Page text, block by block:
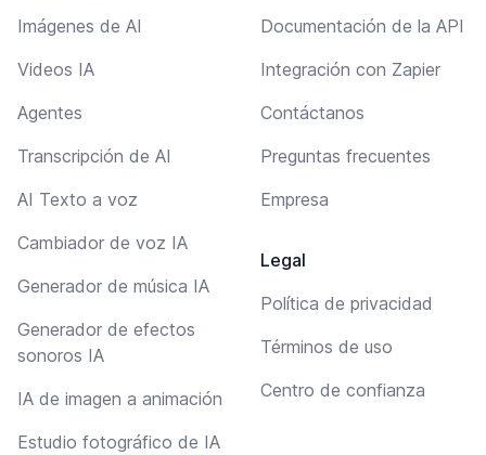
Imágenes de AI
Videos IA
Agentes
Transcripción de AI
AI Texto a voz
Cambiador de voz IA
Generador de música IA
Generador de efectos
sonoros IA
IA de imagen a animación
Estudio fotográfico de IA
Documentación de la API
Integración con Zapier
Contáctanos
Preguntas frecuentes
Empresa
Legal
Política de privacidad
Términos de uso
Centro de confianza